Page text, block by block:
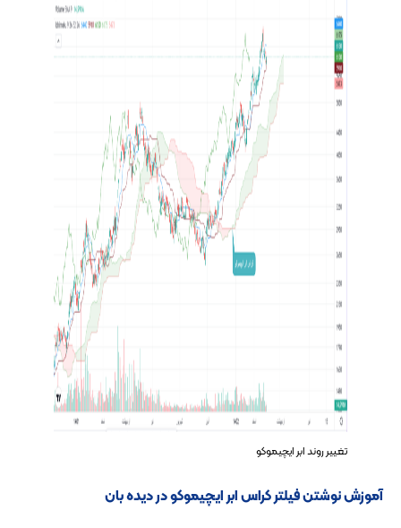
تغییر روند ابر ایچیموکو
آموزش نوشتن فیلتر کراس ابر ایچیموکو در دیده بان